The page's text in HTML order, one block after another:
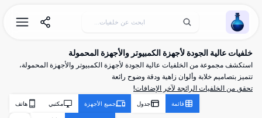
Wallpaper Alchemy
خلفيات عالية الجودة لأجهزة الكمبيوتر والأجهزة المحمولة
استكشف مجموعة من الخلفيات عالية الجودة لأجهزة الكمبيوتر والأجهزة المحمولة،
تتميز بتصاميم خلابة وألوان زاهية ودقة وضوح رائعة
تحقق من الخلفيات الرائجة لآخر الإضافات!
قائمة جدول جميع الأجهزة مكتبي هاتف